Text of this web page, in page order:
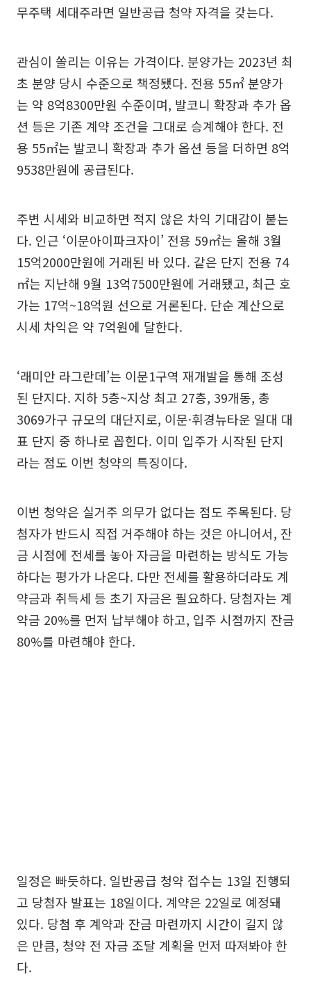
무주택 세대주라면 일반공급 청약 자격을 갖는다.
관심이 쏠리는 이유는 가격이다. 분양가는 2023년 최
초 분양 당시 수준으로 책정됐다. 전용 55㎡ 분양가
는 약 8억8300만원 수준이며, 발코니 확장과 추가 옵
션 등은 기존 계약 조건을 그대로 승계해야 한다. 전
용 55㎡는 발코니 확장과 추가 옵션 등을 더하면 8억
9538만원에 공급된다.
주변 시세와 비교하면 적지 않은 차익 기대감이 붙는
다. 인근 ‘이문아이파크자이’ 전용 59㎡는 올해 3월
15억2000만원에 거래된 바 있다. 같은 단지 전용 74
㎡는 지난해 9월 13억7500만원에 거래됐고, 최근 호
가는 17억~18억원 선으로 거론된다. 단순 계산으로
시세 차익은 약 7억원에 달한다.
‘래미안 라그란데’는 이문1구역 재개발을 통해 조성
된 단지다. 지하 5층~지상 최고 27층, 39개동, 총
3069가구 규모의 대단지로, 이문·휘경뉴타운 일대 대
표 단지 중 하나로 꼽힌다. 이미 입주가 시작된 단지
라는 점도 이번 청약의 특징이다.
이번 청약은 실거주 의무가 없다는 점도 주목된다. 당
첨자가 반드시 직접 거주해야 하는 것은 아니어서, 잔
금 시점에 전세를 놓아 자금을 마련하는 방식도 가능
하다는 평가가 나온다. 다만 전세를 활용하더라도 계
약금과 취득세 등 초기 자금은 필요하다. 당첨자는 계
약금 20%를 먼저 납부해야 하고, 입주 시점까지 잔금
80%를 마련해야 한다.
일정은 빠듯하다. 일반공급 청약 접수는 13일 진행되
고 당첨자 발표는 18일이다. 계약은 22일로 예정돼
있다. 당첨 후 계약과 잔금 마련까지 시간이 길지 않
은 만큼, 청약 전 자금 조달 계획을 먼저 따져봐야 한
다.